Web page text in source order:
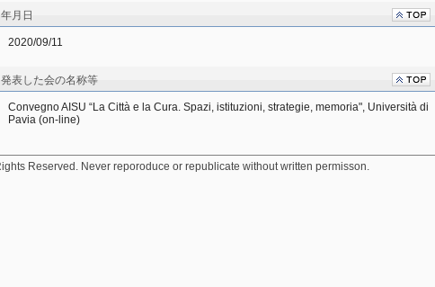
年月日
2020/09/11
発表した会の名称等
Convegno AISU “La Città e la Cura. Spazi, istituzioni, strategie, memoria", Università di
Pavia (on-line)